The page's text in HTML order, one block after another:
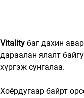
Vitality баг дахин
дараалан ялалт
хүргэж сунгалаа.
Хоёрдугаар байрт